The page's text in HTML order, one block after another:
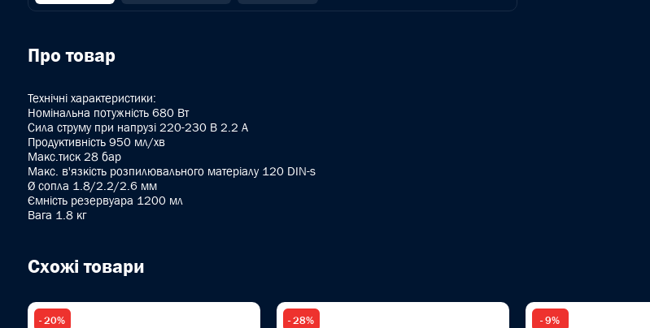
Про товар
Технічні характеристики:
Номінальна потужність 680 Вт
Сила струму при напрузі 220-230 В 2.2 A
Продуктивність 950 мл/хв
Макс.тиск 28 бар
Макс. в'язкість розпилювального матеріалу 120 DIN-s
Ø сопла 1.8/2.2/2.6 мм
Ємність резервуара 1200 мл
Вага 1.8 кг
Схожі товари
- 20% - 28% - 9%